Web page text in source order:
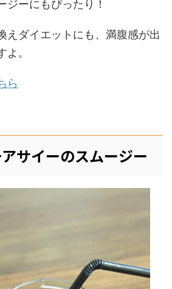
ジーにもぴったり！
えダイエットにも、満腹感が出
。
ら
サイーのスムージー